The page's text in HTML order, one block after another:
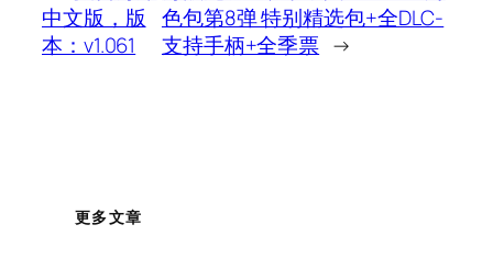
中文版，版
本：v1.061
色包第8弹 特别精选包+全DLC-
支持手柄+全季票 →
更多文章